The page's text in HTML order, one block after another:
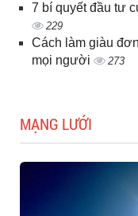
7 bí quyết đầu tư
229
Cách làm giàu
mọi người
273
MẠNG LƯỚI